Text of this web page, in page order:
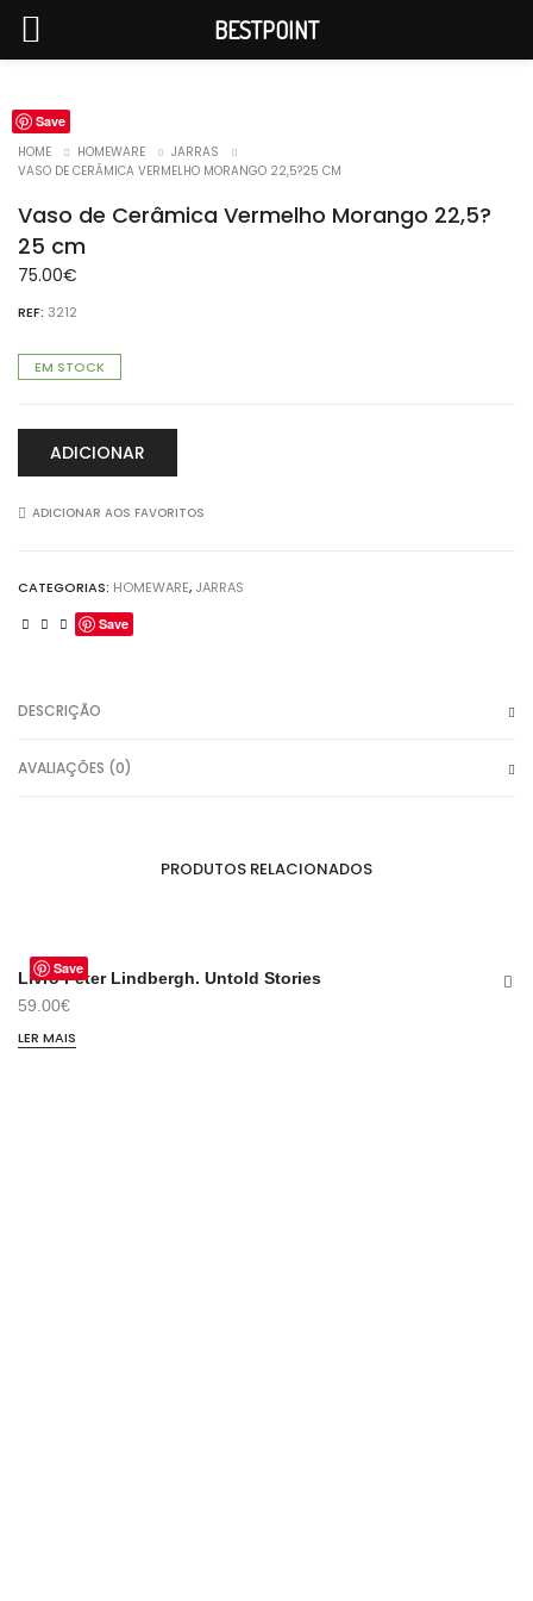
Save
HOME
HOMEWARE
JARRAS
VASO DE CERÂMICA VERMELHO MORANGO 22,5?25 CM
Vaso de Cerâmica Vermelho Morango 22,5?
25 cm
75.00€
REF: 3212
EM STOCK
ADICIONAR
ADICIONAR AOS FAVORITOS
CATEGORIAS: HOMEWARE, JARRAS
Save
DESCRIÇÃO
AVALIAÇÕES (0)
PRODUTOS RELACIONADOS
Save
ESGOTADO
Livro Peter Lindbergh. Untold Stories
59.00€
LER MAIS
BESTPOINT